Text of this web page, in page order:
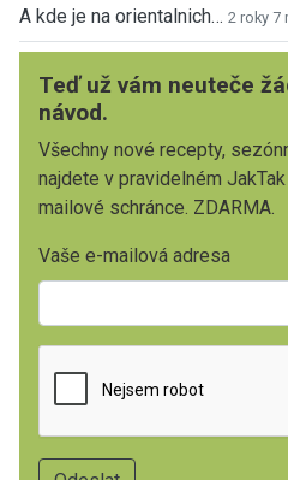
A kde je na orientalnich… 2 roky 7
Teď už vám neuteče
návod.
Všechny nové recepty,
najdete v pravidelném
mailové schránce. ZDARMA.
Vaše e-mailová adresa